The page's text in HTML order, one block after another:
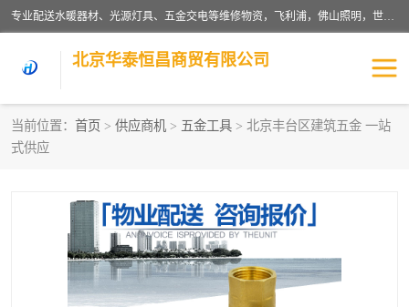
专业配送水暖器材、光源灯具、五金交电等维修物资，飞利浦，佛山照明，世达，博世，九牧，特陶等各产品涉及国内外知名品牌。公司专注与物业、学校、酒店、工厂等单位合作，提供一站式配送服务，降低客户综合成本。依托电子商务改变传统模式，以专业的团队为客户提供24H物资配送到达，货到月结、统一开票，便捷退换等服务，提高了企业的运营效率。
北京华泰恒昌商贸有限公司
当前位置： 首页 > 供应商机 > 五金工具 > 北京丰台区建筑五金 一站
式供应
水暖阀门
五金工具 涂料辅材